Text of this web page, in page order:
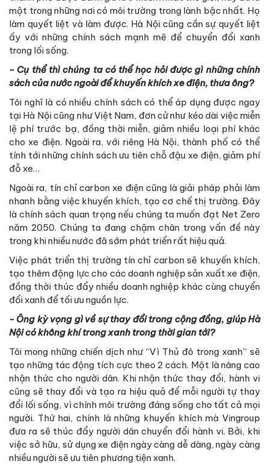
một trong những nơi có môi trường trong lành bậc nhất. Họ
làm quyết liệt và làm được. Hà Nội cũng cần sự quyết liệt
ấy với những chính sách mạnh mẽ để chuyển đổi xanh
trong lối sống.
- Cụ thể thì chúng ta có thể học hỏi được gì những chính
sách của nước ngoài để khuyến khích xe điện, thưa ông?
Tôi nghĩ là có nhiều chính sách có thể áp dụng được ngay
tại Hà Nội cũng như Việt Nam, đơn cử như kéo dài việc miễn
lệ phí trước bạ, đồng thời miễn, giảm nhiều loại phí khác
cho xe điện. Ngoài ra, với riêng Hà Nội, thành phố có thể
tính tới những chính sách ưu tiên chỗ đậu xe điện, giảm phí
đỗ xe…
Ngoài ra, tín chỉ carbon xe điện cũng là giải pháp phải làm
nhanh bằng việc khuyến khích, tạo cơ chế thị trường. Đây
là chính sách quan trọng nếu chúng ta muốn đạt Net Zero
năm 2050. Chúng ta đang chậm chân trong vấn đề này
trong khi nhiều nước đã sớm phát triển rất hiệu quả.
Việc phát triển thị trường tín chỉ carbon sẽ khuyến khích,
tạo thêm động lực cho các doanh nghiệp sản xuất xe điện,
đồng thời thúc đẩy nhiều doanh nghiệp khác cùng chuyển
đổi xanh để tối ưu nguồn lực.
- Ông kỳ vọng gì về sự thay đổi trong cộng đồng, giúp Hà
Nội có không khí trong xanh trong thời gian tới?
Tôi mong những chiến dịch như “Vì Thủ đô trong xanh” sẽ
tạo những tác động tích cực theo 2 cách. Một là nâng cao
nhận thức cho người dân. Khi nhận thức thay đổi, hành vi
cũng sẽ thay đổi và tạo ra hiệu quả để mỗi người tự thay
đổi lối sống, vì chính môi trường đáng sống cho tất cả mọi
người. Thứ hai, chính là những khuyến khích mà Vingroup
đưa ra sẽ thúc đẩy người dân chuyển đổi hành vi. Bởi, khi
việc sở hữu, sử dụng xe điện ngày càng dễ dàng, ngày càng
nhiều người sẽ ưu tiên phương tiện xanh.